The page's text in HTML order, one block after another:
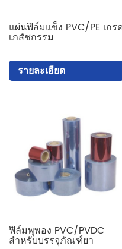
แผ่นฟิล์มแข็ง PVC/PE เกร
เภสัชกรรม
รายละเอียด
ฟิล์มพุพอง PVC/PVDC
สำหรับบรรจุภัณฑ์ยา